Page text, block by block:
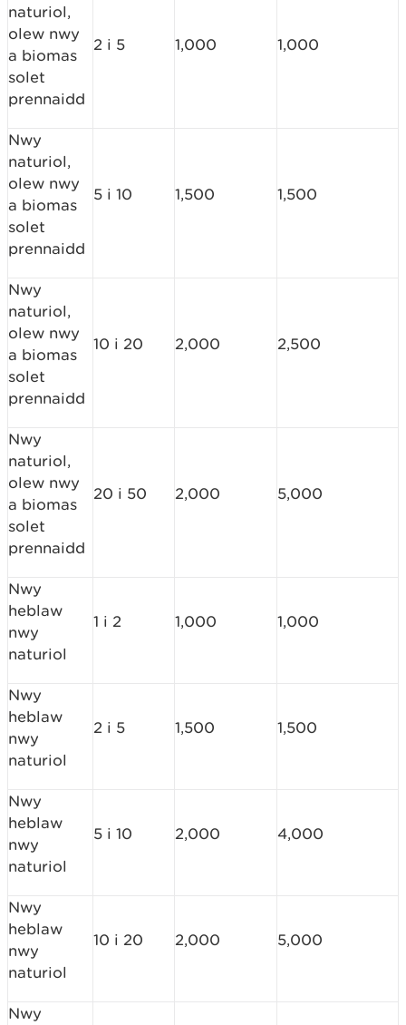
naturiol,
olew nwy
a biomas
solet
prennaidd
2 i 5 1,000 1,000
Nwy
naturiol,
olew nwy
a biomas
solet
prennaidd
5 i 10 1,500 1,500
Nwy
naturiol,
olew nwy
a biomas
solet
prennaidd
10 i 20 2,000 2,500
Nwy
naturiol,
olew nwy
a biomas
solet
prennaidd
20 i 50 2,000 5,000
Nwy
heblaw
nwy
naturiol
1 i 2 1,000 1,000
Nwy
heblaw
nwy
naturiol
2 i 5 1,500 1,500
Nwy
heblaw
nwy
naturiol
5 i 10 2,000 4,000
Nwy
heblaw
nwy
naturiol
10 i 20 2,000 5,000
Nwy